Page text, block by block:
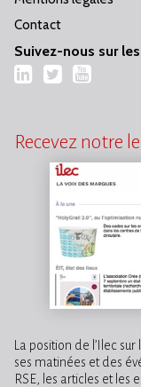
Contact
Suivez-nous sur
LinkedIn
Twitter
Recevez notre
La position de l’Ilec
ses matinées et des
RSE, les articles et les